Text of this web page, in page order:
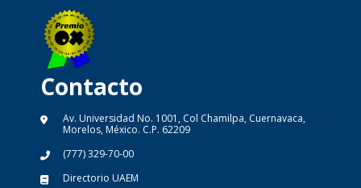
Contacto
Av. Universidad No. 1001, Col Chamilpa, Cuernavaca,
Morelos, México. C.P. 62209
(777) 329-70-00
Directorio UAEM